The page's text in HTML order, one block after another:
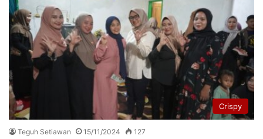
Crispy
Teguh Setiawan 15/11/2024 127